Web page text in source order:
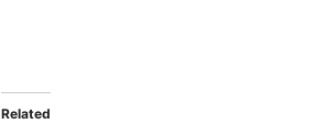
Related